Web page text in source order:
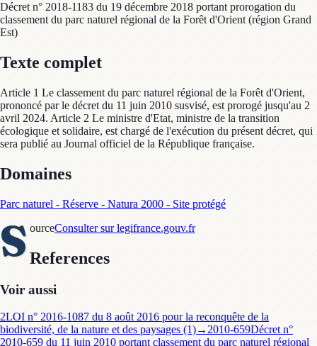
Décret n° 2018-1183 du 19 décembre 2018 portant prorogation du
classement du parc naturel régional de la Forêt d'Orient (région Grand
Est)
Texte complet
Article 1 Le classement du parc naturel régional de la Forêt d'Orient,
prononcé par le décret du 11 juin 2010 susvisé, est prorogé jusqu'au 2
avril 2024. Article 2 Le ministre d'Etat, ministre de la transition
écologique et solidaire, est chargé de l'exécution du présent décret, qui
sera publié au Journal officiel de la République française.
Domaines
Parc naturel - Réserve - Natura 2000 - Site protégé
S ourceConsulter sur legifrance.gouv.fr
References
Voir aussi
2LOI n° 2016-1087 du 8 août 2016 pour la reconquête de la
biodiversité, de la nature et des paysages (1)→2010-659Décret n°
2010-659 du 11 juin 2010 portant classement du parc naturel régional